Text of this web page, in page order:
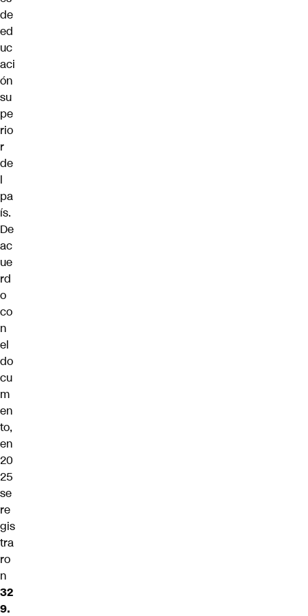
de
ed
uc
aci
ón
su
pe
rio
r
de
l
pa
ís.
De
ac
ue
rd
o
co
n
el
do
cu
m
en
to,
en
20
25
se
re
gis
tra
ro
n
32
9.